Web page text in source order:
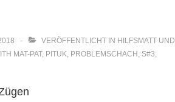
VERÖFFENTLICHT IN HILFSMATT UND
MAT-PAT, PITUK, PROBLEMSCHACH , S#3,